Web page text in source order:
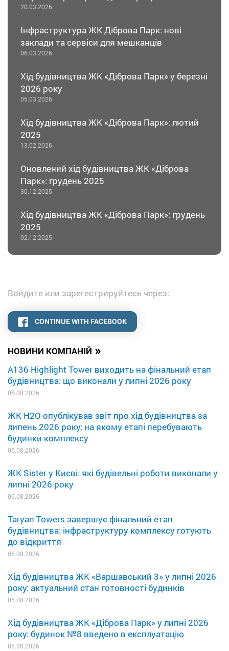
НОВИНИ КОМПАНІЙ »
A136 Highlight Tower виходить на фінальний етап
будівництва: що виконали у липні 2026 року
06.08.2026
ЖК H2O опублікував звіт про хід будівництва за
липень 2026 року: на якому етапі перебувають
будинки комплексу
06.08.2026
ЖК Sister у Києві: які будівельні роботи виконали у
липні 2026 року
06.08.2026
Taryan Towers завершує фінальний етап
будівництва: інфраструктуру комплексу готують
до відкриття
06.08.2026
Хід будівництва ЖК «Варшавський 3» у липні 2026
року: актуальний стан готовності будинків
05.08.2026
Хід будівництва ЖК «Діброва Парк» у липні 2026
року: будинок №8 введено в експлуатацію
05.08.2026
20.03.2026
Інфраструктура ЖК Діброва Парк: нові
заклади та сервіси для мешканців
06.03.2026
Хід будівництва ЖК «Діброва Парк» у березні
2026 року
05.03.2026
Хід будівництва ЖК «Діброва Парк»: лютий
2025
13.02.2026
Оновлений хід будівництва ЖК «Діброва
Парк»: грудень 2025
30.12.2025
Хід будівництва ЖК «Діброва Парк»: грудень
2025
02.12.2025
Войдите или зарегестрируйтесь через:
CONTINUE WITH FACEBOOK